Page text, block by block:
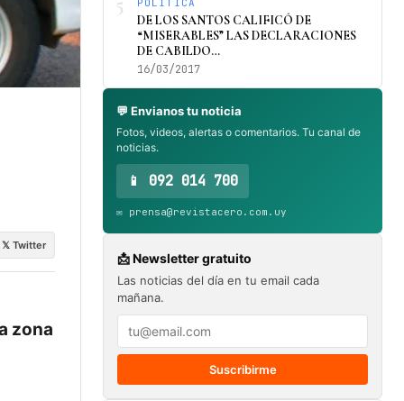
𝕏 Twitter
zona
POLÍTICA
DE LOS SANTOS CALIFICÓ DE
“MISERABLES” LAS DECLARACIONES
DE CABILDO…
16/03/2017
💬 Envianos tu noticia
Fotos, videos, alertas o comentarios. Tu canal de
noticias.
📱 092 014 700
✉️ prensa@revistacero.com.uy
📩 Newsletter gratuito
Las noticias del día en tu email cada
mañana.
Suscribirme